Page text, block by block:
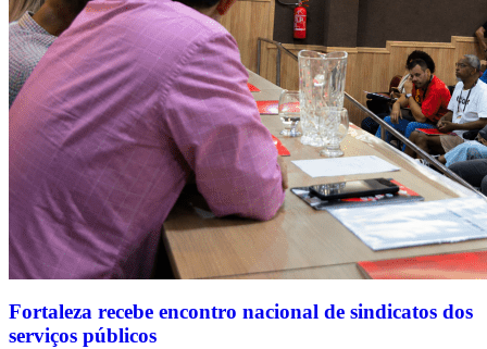
Fortaleza recebe encontro nacional de sindicatos dos
serviços públicos